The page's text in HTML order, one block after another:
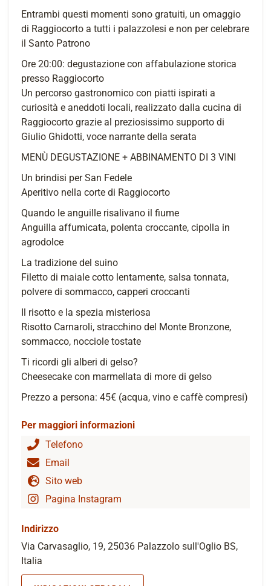
Entrambi questi momenti sono gratuiti, un omaggio
di Raggiocorto a tutti i palazzolesi e non per celebrare
il Santo Patrono
Ore 20:00: degustazione con affabulazione storica
presso Raggiocorto
Un percorso gastronomico con piatti ispirati a
curiosità e aneddoti locali, realizzato dalla cucina di
Raggiocorto grazie al preziosissimo supporto di
Giulio Ghidotti, voce narrante della serata
MENÙ DEGUSTAZIONE + ABBINAMENTO DI 3 VINI
Un brindisi per San Fedele
Aperitivo nella corte di Raggiocorto
Quando le anguille risalivano il fiume
Anguilla affumicata, polenta croccante, cipolla in
agrodolce
La tradizione del suino
Filetto di maiale cotto lentamente, salsa tonnata,
polvere di sommacco, capperi croccanti
Il risotto e la spezia misteriosa
Risotto Carnaroli, stracchino del Monte Bronzone,
sommacco, nocciole tostate
Ti ricordi gli alberi di gelso?
Cheesecake con marmellata di more di gelso
Prezzo a persona: 45€ (acqua, vino e caffè compresi)
Per maggiori informazioni
Telefono
Email
Sito web
Pagina Instagram
Indirizzo
Via Carvasaglio, 19, 25036 Palazzolo sull'Oglio BS,
Italia